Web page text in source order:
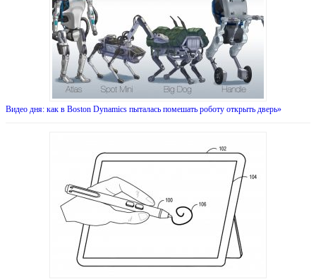
Видео дня: как в Boston Dynamics пыталась помешать роботу открыть дверь»